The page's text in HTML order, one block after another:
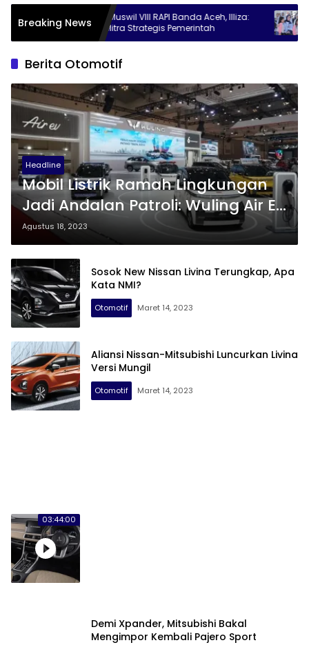
Breaking News
Buka Muswil VIII RAPI Banda Aceh, Illiza:
RAPI Mitra Strategis Pemerintah
Illiza Ajak
Wujudkan
Berita Otomotif
Headline
Mobil Listrik Ramah Lingkungan
Jadi Andalan Patroli: Wuling Air EV
Dikukuhkan oleh Kepolisian di
GIIAS 2023
Agustus 18, 2023
Sosok New Nissan Livina Terungkap, Apa
Kata NMI?
Otomotif Maret 14, 2023
Aliansi Nissan-Mitsubishi Luncurkan Livina
Versi Mungil
Otomotif Maret 14, 2023
03:44:00
Demi Xpander, Mitsubishi Bakal
Mengimpor Kembali Pajero Sport